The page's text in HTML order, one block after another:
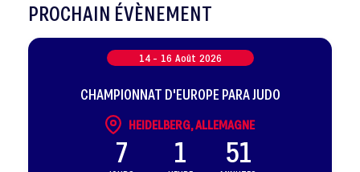
PROCHAIN ÉVÈNEMENT
14 - 16 Août 2026
CHAMPIONNAT D'EUROPE PARA JUDO
HEIDELBERG, ALLEMAGNE
7 1 51